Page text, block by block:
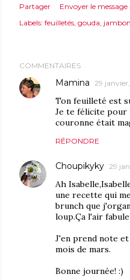
Partager
Envoyer le
Labels: feuilletés gouda jambon
COMMENTAIRES
Mamina 29
Ton feuilleté est
Je te félicite pour
couronne était
RÉPONDRE
Choupikyky 29
Ah
une recette qui
brunch que
loup.Ça l'air
J'en prend note
mois de mars.
Bonne journée! :)